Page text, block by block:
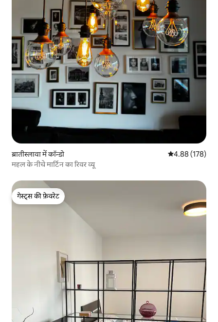
ब्रातीस्लावा में कॉन्डो औसत रेटिंग 5 में से
4.88 (178)
महल के नीचे मार्टिन का रिवर व्यू
गेस्ट्स की फ़ेवरेट
गेस्ट्स की फ़ेवरेट